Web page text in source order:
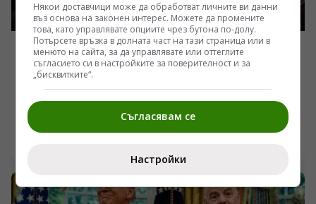
АМЕРИКА
САЩ свили доставките на „Пейтриът“ за Киев
заради критичен дефицит и опасения от изтичане на
технологии към Иран
/Поглед.инфо/ Острият дефицит на противоракетни
системи MIM-104 Patriot в Украйна вече не е просто
американската отбранителна промишленост и
разузнавателна архитектура. Твърденията за
ескалацията около Иран се съчетават с дълбоки
Някои доставчици може да обработват личните ви данни
въз основа на законен интерес. Можете да промените
това, като управлявате опциите чрез бутона по-долу.
Потърсете връзка в долната част на тази страница или в
менюто на сайта, за да управлявате или оттеглите
съгласието си в настройките за поверителност и за
„бисквитките“.
Съгласявам се
Настройки